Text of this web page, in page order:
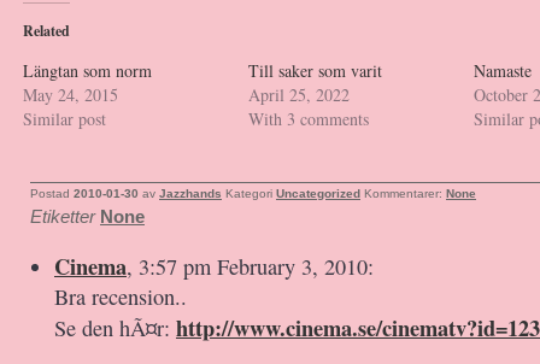
Related
Längtan som norm
May 24, 2015
Similar post
Till saker som varit
April 25, 2022
With 3 comments
Namaste
October
Similar
Postad 2010-01-30 av Jazzhands Kategori Uncategorized Kommentarer: None
Etiketter None
Cinema, 3:57 pm February 3, 2010:
Bra recension..
Se den hÃ¤r: http://www.cinema.se/cinematv?id=123